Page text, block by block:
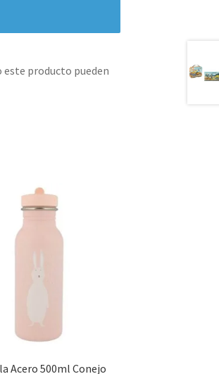
este producto pueden
Acero 500ml Conejo